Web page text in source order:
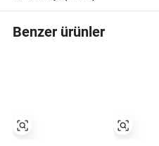
Benzer ürünler